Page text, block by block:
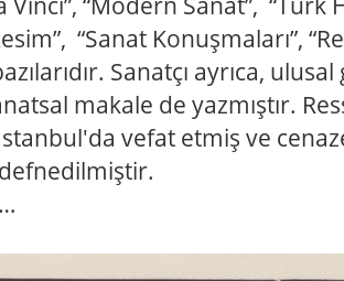
“Sanat Konuşmaları”,
Sanatçı ayrıca,
makale de yazmıştır.
İstanbul'da vefat etmiş ve